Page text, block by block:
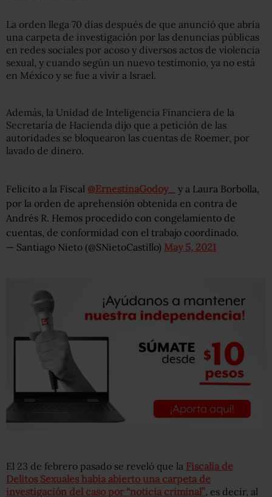
La orden llega 70 días después de que anunció que abría
una carpeta de investigación por las denuncias públicas
en redes sociales por acoso y diversos actos de violencia
sexual, y cuando según un nuevo testimonio, ya no está
en México y se fue a vivir a Israel.
Además, la Unidad de Inteligencia Financiera de la
Secretaría de Hacienda dijo que a petición de las
autoridades se bloquearon las cuentas de Roemer, por
lavado de dinero.
Felicito a la Fiscal @ErnestinaGodoy_
y a Laura Borbolla,
por la orden de aprehensión obtenida en contra de
Andrés R. Hemos procedido con congelamiento de
cuentas, de conformidad con el trabajo coordinado.
— Santiago Nieto (@SNietoCastillo) May 5, 2021
El 23 de febrero pasado se reveló que la Fiscalía de
Delitos Sexuales había abierto una carpeta de
investigación del caso por “noticia criminal” , es decir, al